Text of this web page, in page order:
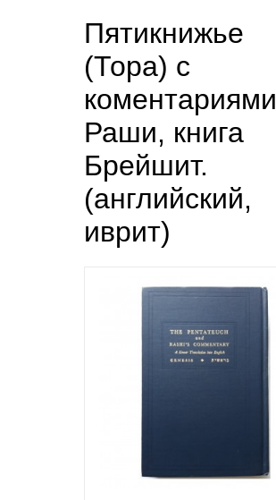
Пятикнижье
(Тора) с
коментариями
Раши, книга
Брейшит.
(английский,
иврит)